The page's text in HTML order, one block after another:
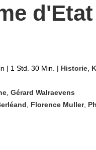
d'Etat
| 1 Std. 30 Min. | Historie
Gérard Walraevens
Florence Muller,